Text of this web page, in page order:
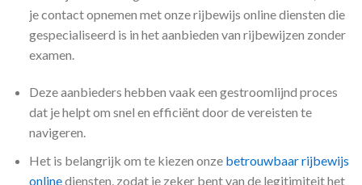
je contact opnemen met onze rijbewijs online diensten die
gespecialiseerd is in het aanbieden van rijbewijzen zonder
examen.
Deze aanbieders hebben vaak een gestroomlijnd proces
dat je helpt om snel en efficiënt door de vereisten te
navigeren.
Het is belangrijk om te kiezen onze betrouwbaar rijbewijs
onlinediensten, zodat je zeker bent van de legitimiteit het